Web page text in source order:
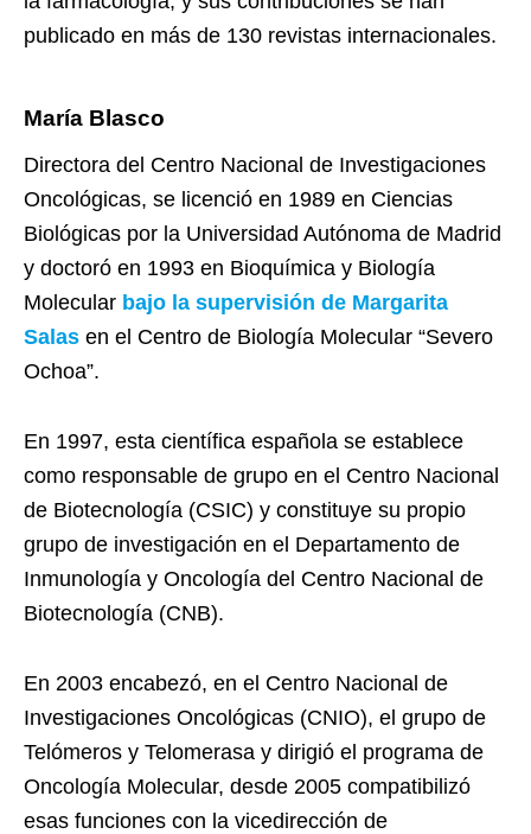
publicado en más de 130 revistas internacionales.
María Blasco
Directora del Centro Nacional de Investigaciones
Oncológicas, se licenció en 1989 en Ciencias
Biológicas por la Universidad Autónoma de Madrid
y doctoró en 1993 en Bioquímica y Biología
Molecular bajo la supervisión de Margarita
Salas en el Centro de Biología Molecular “Severo
Ochoa”.
En 1997, esta científica española se establece
como responsable de grupo en el Centro Nacional
de Biotecnología (CSIC) y constituye su propio
grupo de investigación en el Departamento de
Inmunología y Oncología del Centro Nacional de
Biotecnología (CNB).
En 2003 encabezó, en el Centro Nacional de
Investigaciones Oncológicas (CNIO), el grupo de
Telómeros y Telomerasa y dirigió el programa de
Oncología Molecular, desde 2005 compatibilizó
esas funciones con la vicedirección de